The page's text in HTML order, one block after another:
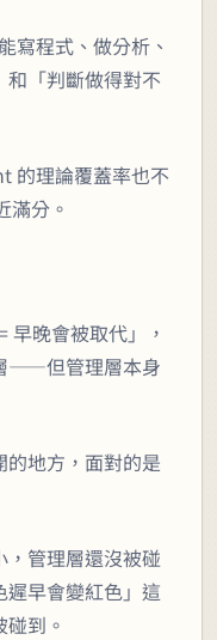
寫程式、做分析、
「判斷做得對不
理論覆蓋率也不
滿分。
早晚會被取代」，
——但管理層本身
地方，面對的是
管理層還沒被碰
早會變紅色」這
到。